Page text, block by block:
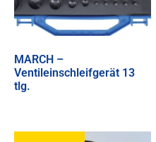
MARCH –
Ventileinschleifgerät 13
tlg.